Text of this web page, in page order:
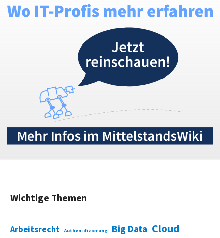
Wichtige Themen
Arbeitsrecht Authentifizierung Big Data Cloud